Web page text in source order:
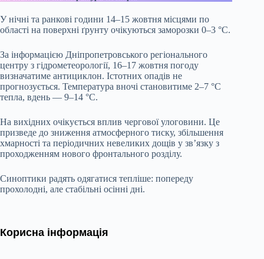
У нічні та ранкові години 14–15 жовтня місцями по
області на поверхні ґрунту очікуються заморозки 0–3 °C.
За інформацією Дніпропетровського регіонального
центру з гідрометеорології, 16–17 жовтня погоду
визначатиме антициклон. Істотних опадів не
прогнозується. Температура вночі становитиме 2–7 °C
тепла, вдень — 9–14 °C.
На вихідних очікується вплив чергової улоговини. Це
призведе до зниження атмосферного тиску, збільшення
хмарності та періодичних невеликих дощів у зв’язку з
проходженням нового фронтального розділу.
Синоптики радять одягатися тепліше: попереду
прохолодні, але стабільні осінні дні.
Корисна інформація